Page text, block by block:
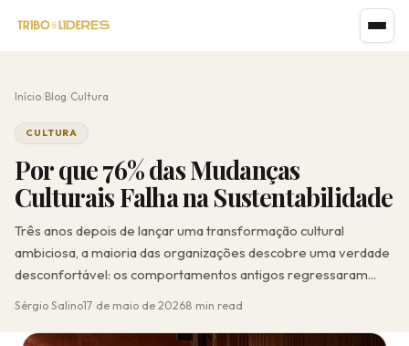
Início /Blog /Cultura
CULTURA
Por que 76% das Mudanças
Culturais Falha na Sustentabilidade
Três anos depois de lançar uma transformação cultural
ambiciosa, a maioria das organizações descobre uma verdade
desconfortável: os comportamentos antigos regressaram...
Sérgio Salino17 de maio de 20268 min read